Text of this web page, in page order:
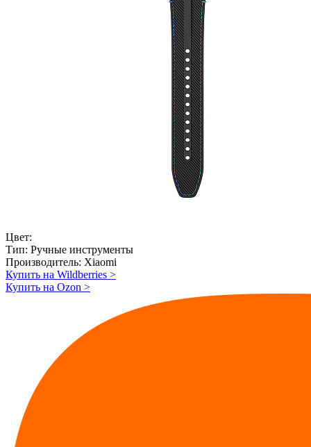
Цвет:
Тип: Ручные инструменты
Производитель: Xiaomi
Купить на Wildberries >
Купить на Ozon >